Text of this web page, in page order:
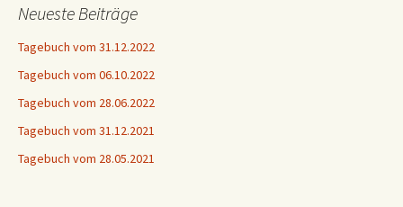
Neueste Beiträge
Tagebuch vom 31.12.2022
Tagebuch vom 06.10.2022
Tagebuch vom 28.06.2022
Tagebuch vom 31.12.2021
Tagebuch vom 28.05.2021